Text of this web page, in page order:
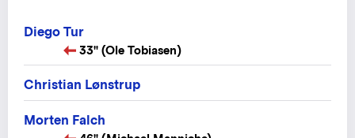
Diego Tur
33" (Ole Tobiasen)
Christian Lønstrup
Morten Falch